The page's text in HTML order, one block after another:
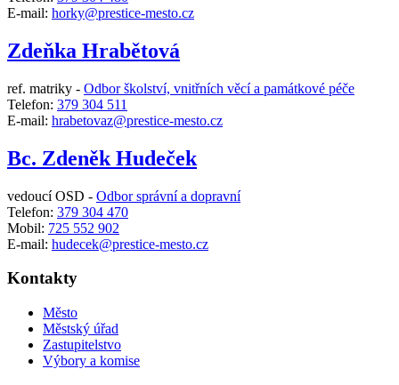
E-mail: horky@prestice-mesto.cz
Zdeňka Hrabětová
ref. matriky - Odbor školství, vnitřních věcí a památkové péče
Telefon: 379 304 511
E-mail: hrabetovaz@prestice-mesto.cz
Bc. Zdeněk Hudeček
vedoucí OSD - Odbor správní a dopravní
Telefon: 379 304 470
Mobil: 725 552 902
E-mail: hudecek@prestice-mesto.cz
Kontakty
Město
Městský úřad
Zastupitelstvo
Výbory a komise